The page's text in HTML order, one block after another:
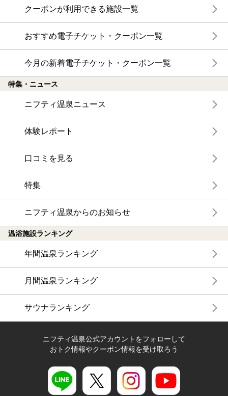
クーポンが利用できる施設一覧
おすすめ電子チケット・クーポン一覧
今月の新着電子チケット・クーポン一覧
特集・ニュース
ニフティ温泉ニュース
体験レポート
口コミを見る
特集
ニフティ温泉からのお知らせ
温浴施設ランキング
年間温泉ランキング
月間温泉ランキング
サウナランキング
ニフティ温泉公式アカウントをフォローして
おトク情報やクーポン情報を受け取ろう